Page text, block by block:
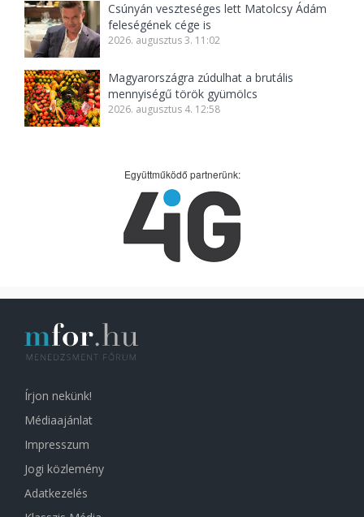
Csúnyán veszteséges lett Matolcsy Ádám
feleségének cége is
2026. augusztus 3. 11:02
Magyarországra zúdulhat a brutális
mennyiségű török gyümölcs
2026. augusztus 4. 12:58
Együttműködő partnerünk:
Írjon nekünk!
Médiaajánlat
Impresszum
Jogi közlemény
Adatkezelés